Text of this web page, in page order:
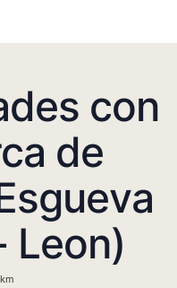
con
de
Leon)